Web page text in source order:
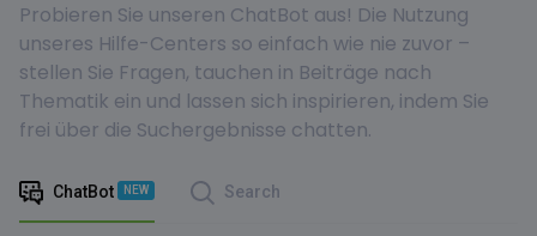
Probieren Sie unseren ChatBot aus! Die Nutzung
unseres Hilfe-Centers so einfach wie nie zuvor –
stellen Sie Fragen, tauchen in Beiträge nach
Thematik ein und lassen sich inspirieren, indem Sie
frei über die Suchergebnisse chatten.
ChatBot NEW Search